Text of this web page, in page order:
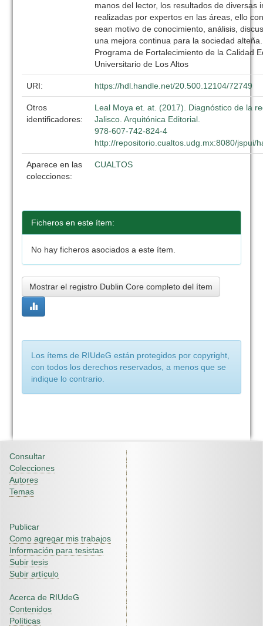
manos del lector, los resultados de diversas
realizadas por expertos en las áreas, ello
sean motivo de conocimiento, análisis,
una mejora continua para la sociedad alteña.
Programa de Fortalecimiento de la Calidad
Universitario de Los Altos
URI: https://hdl.handle.net/20.500.12104/72749
Otros
identificadores:
Leal Moya et. at. (2017). Diagnóstico de la
Jalisco. Arquitónica Editorial.
978-607-742-824-4
http://repositorio.cualtos.udg.mx:8080/jspui/
Aparece en las
colecciones:
CUALTOS
Ficheros en este ítem:
No hay ficheros asociados a este ítem.
Mostrar el registro Dublin Core completo del ítem
Los ítems de RIUdeG están protegidos por copyright,
con todos los derechos reservados, a menos que se
indique lo contrario.
Consultar
Colecciones
Autores
Temas
Publicar
Como agregar mis trabajos
Información para tesistas
Subir tesis
Subir artículo
Acerca de RIUdeG
Contenidos
Políticas